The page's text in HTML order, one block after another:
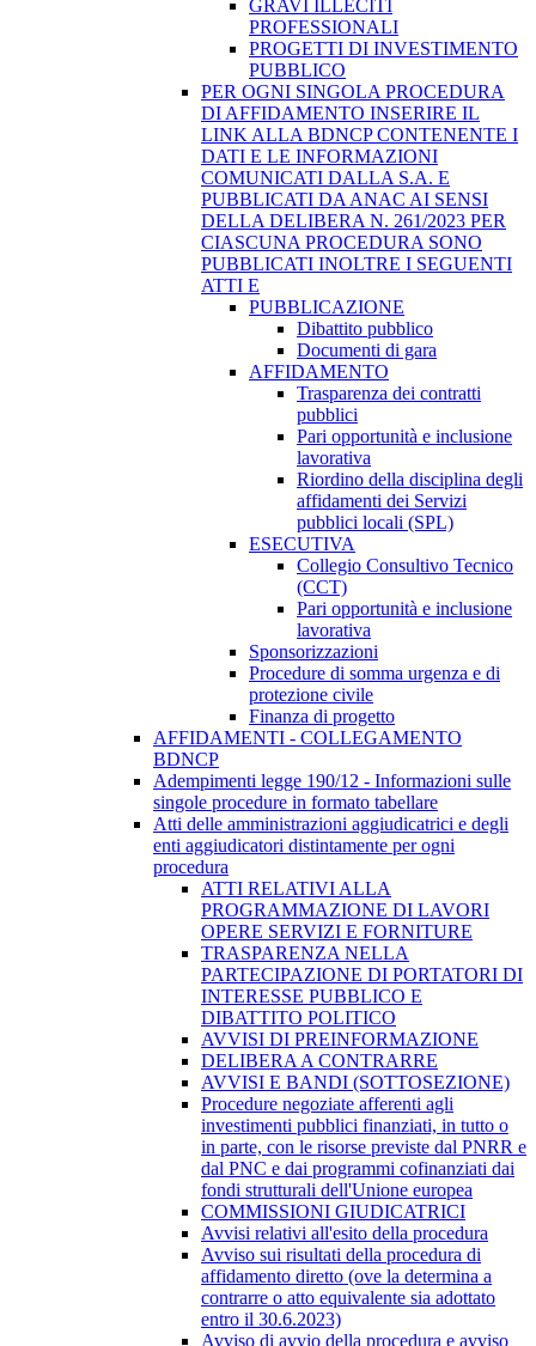
GRAVI ILLECITI
PROFESSIONALI
PROGETTI DI INVESTIMENTO
PUBBLICO
PER OGNI SINGOLA PROCEDURA
DI AFFIDAMENTO INSERIRE IL
LINK ALLA BDNCP CONTENENTE I
DATI E LE INFORMAZIONI
COMUNICATI DALLA S.A. E
PUBBLICATI DA ANAC AI SENSI
DELLA DELIBERA N. 261/2023 PER
CIASCUNA PROCEDURA SONO
PUBBLICATI INOLTRE I SEGUENTI
ATTI E
PUBBLICAZIONE
Dibattito pubblico
Documenti di gara
AFFIDAMENTO
Trasparenza dei contratti
pubblici
Pari opportunità e inclusione
lavorativa
Riordino della disciplina degli
affidamenti dei Servizi
pubblici locali (SPL)
ESECUTIVA
Collegio Consultivo Tecnico
(CCT)
Pari opportunità e inclusione
lavorativa
Sponsorizzazioni
Procedure di somma urgenza e di
protezione civile
Finanza di progetto
AFFIDAMENTI - COLLEGAMENTO
BDNCP
Adempimenti legge 190/12 - Informazioni sulle
singole procedure in formato tabellare
Atti delle amministrazioni aggiudicatrici e degli
enti aggiudicatori distintamente per ogni
procedura
ATTI RELATIVI ALLA
PROGRAMMAZIONE DI LAVORI
OPERE SERVIZI E FORNITURE
TRASPARENZA NELLA
PARTECIPAZIONE DI PORTATORI DI
INTERESSE PUBBLICO E
DIBATTITO POLITICO
AVVISI DI PREINFORMAZIONE
DELIBERA A CONTRARRE
AVVISI E BANDI (SOTTOSEZIONE)
Procedure negoziate afferenti agli
investimenti pubblici finanziati, in tutto o
in parte, con le risorse previste dal PNRR e
dal PNC e dai programmi cofinanziati dai
fondi strutturali dell'Unione europea
COMMISSIONI GIUDICATRICI
Avvisi relativi all'esito della procedura
Avviso sui risultati della procedura di
affidamento diretto (ove la determina a
contrarre o atto equivalente sia adottato
entro il 30.6.2023)
Avviso di avvio della procedura e avviso